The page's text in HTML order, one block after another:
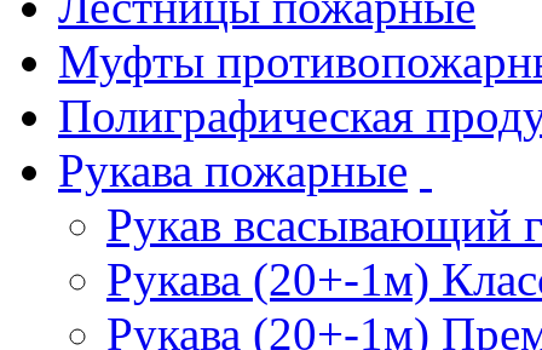
Муфты
Полиграфическая
Рукава пожарные
Рукав всасывающий
Рукава (20+-1м)
Рукава (20+-1м)